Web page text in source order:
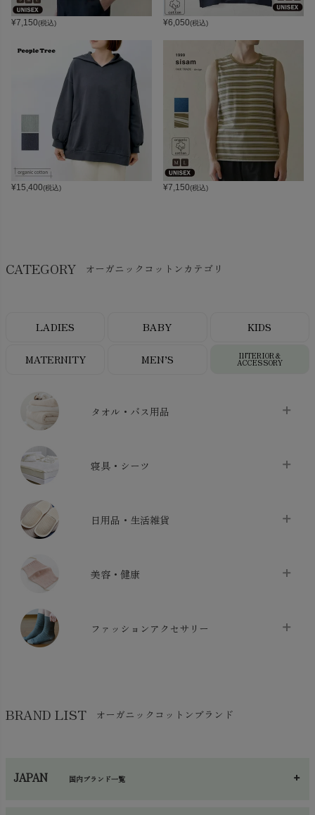
¥7,150(税込) ¥6,050(税込)
¥15,400(税込) ¥7,150(税込)
CATEGORY オーガニックコットンカテゴリ
LADIES BABY KIDS
MATERNITY MEN’S INTERIOR＆
ACCESSORY
タオル・バス用品
タオル
バス用品
寝具・シーツ
ベッドシーツ
布団カバー・カバーセット
枕・ピローケース
ケット・綿毛布 chevron_right
日用品・生活雑貨
クッション
生地・手芸用品
スリッパ・ルームシューズ
せっけん・洗剤
ヨガマット・カーペットchevron_right
美容・健康
マスク
コットン・綿棒
ファッションアクセサリー
BRAND LIST オーガニックコットンブランド
JAPAN 国内ブランド一覧